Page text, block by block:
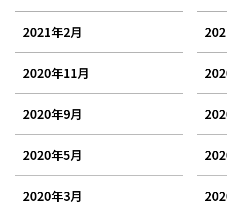
2021年2月
2020年11月
2020年9月
2020年5月
2020年3月